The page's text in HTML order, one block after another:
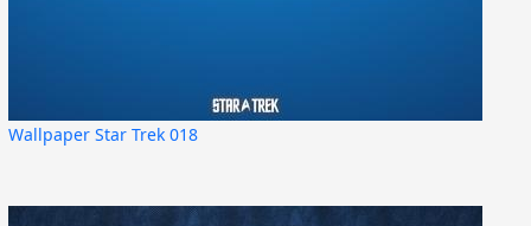
Wallpaper Star Trek 018